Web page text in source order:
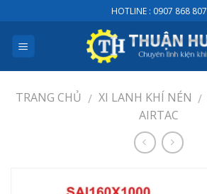
to
content
HOTLINE : 0907 868 807
TRANG CHỦ / XI LANH KHÍ NÉN /
AIRTAC